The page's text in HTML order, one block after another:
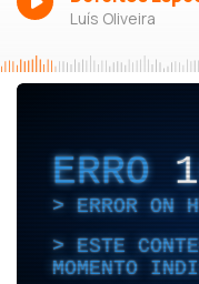
Luís Oliveira
ERRO
ERROR ON
ESTE
MOMENTO